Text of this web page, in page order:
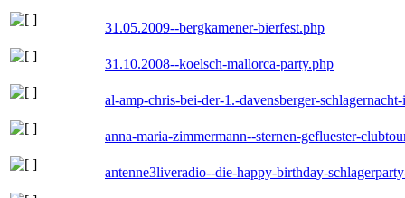
31.05.2009--bergkamener-bierfest.php
31.10.2008--koelsch-mallorca-party.php
al-amp-chris-bei-der-1.-davensberger-
anna-maria-zimmermann--sternen-gefluester-
antenne3liveradio--die-happy-birthday-